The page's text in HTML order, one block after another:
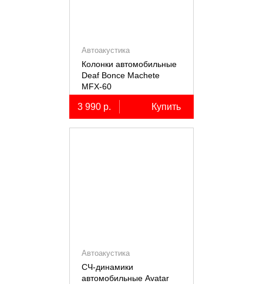
Автоакустика
Колонки автомобильные
Deaf Bonce Machete
MFX-60
3 990 р. Купить
Автоакустика
СЧ-динамики
автомобильные Avatar